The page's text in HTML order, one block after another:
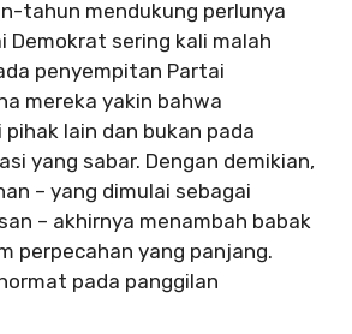
tahun mendukung perlunya
Demokrat sering kali malah
penyempitan Partai
mereka yakin bahwa
pihak lain dan bukan pada
yang sabar. Dengan demikian,
– yang dimulai sebagai
– akhirnya menambah babak
perpecahan yang panjang.
pada panggilan